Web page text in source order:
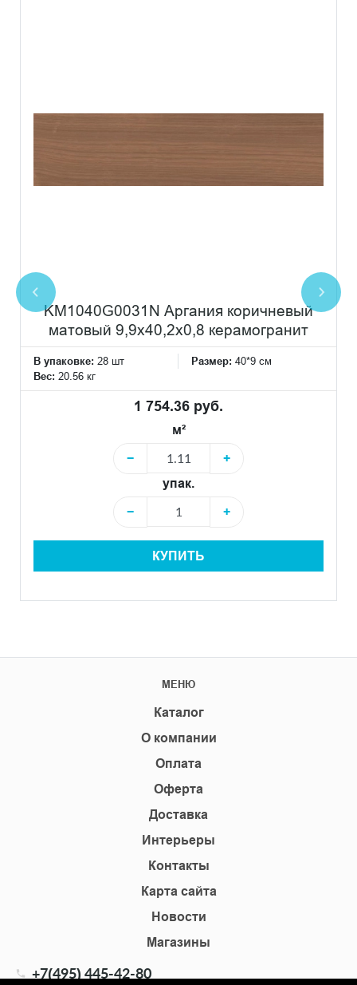
KM1040G0031N Аргания коричневый
матовый 9,9x40,2x0,8 керамогранит
В упаковке: 28 шт Размер: 40*9 см
Вес: 20.56 кг
1 754.36 руб.
м²
−
+
упак.
−
+
КУПИТЬ
МЕНЮ
Каталог
О компании
Оплата
Оферта
Доставка
Интерьеры
Контакты
Карта сайта
Новости
Магазины
+7(495) 445-42-80